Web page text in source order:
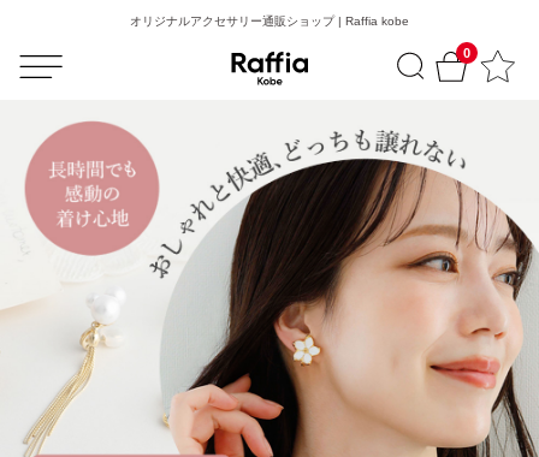
0
オリジナルアクセサリー通販ショップ | Raffia kobe